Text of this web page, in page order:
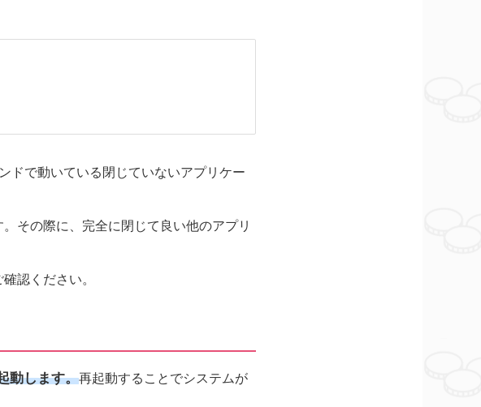
ドで動いている閉じていないアプリケー
その際に、完全に閉じて良い他のアプリ
認ください。
動します。再起動することでシステムが